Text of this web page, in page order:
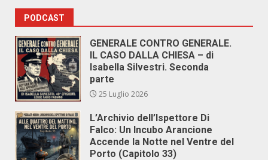
PODCAST
GENERALE CONTRO GENERALE.
IL CASO DALLA CHIESA – di
Isabella Silvestri. Seconda
parte
25 Luglio 2026
L’Archivio dell’Ispettore Di
Falco: Un Incubo Arancione
Accende la Notte nel Ventre del
Porto (Capitolo 33)